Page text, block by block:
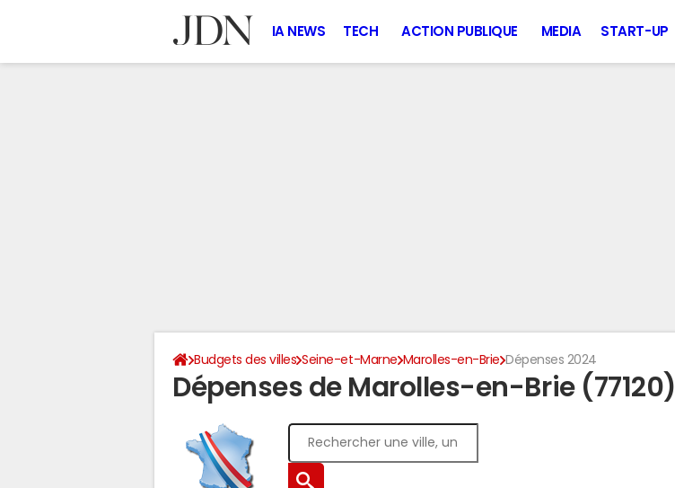
IA NEWS TECH ACTION PUBLIQUE MEDIA START-UP
Budgets des villes Seine-et-Marne Marolles-en-Brie Dépenses 2024
Dépenses de Marolles-en-Brie (77120)